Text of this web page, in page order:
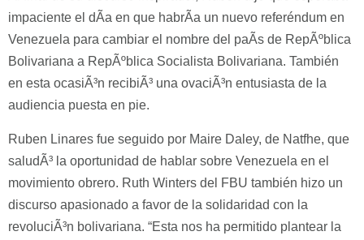
impaciente el dÃ­a en que habrÃ­a un nuevo referéndum en
Venezuela para cambiar el nombre del paÃ­s de RepÃºblica
Bolivariana a RepÃºblica Socialista Bolivariana. También
en esta ocasiÃ³n recibiÃ³ una ovaciÃ³n entusiasta de la
audiencia puesta en pie.
Ruben Linares fue seguido por Maire Daley, de Natfhe, que
saludÃ³ la oportunidad de hablar sobre Venezuela en el
movimiento obrero. Ruth Winters del FBU también hizo un
discurso apasionado a favor de la solidaridad con la
revoluciÃ³n bolivariana. “Esta nos ha permitido plantear la